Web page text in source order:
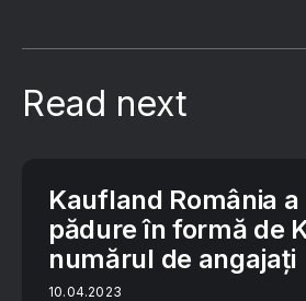
Read next
Kaufland România
pădure în formă de
numărul de angajați
10.04.2023